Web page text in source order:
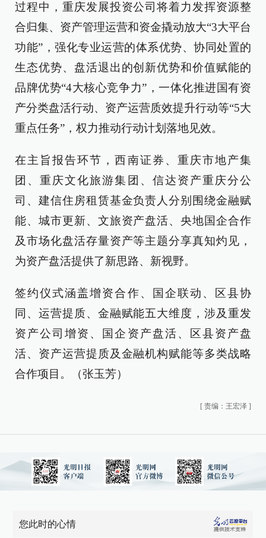
过程中，重庆发展投资公司将着力发挥资源整
合归集、资产管理运营和资金撬动放大“3大平台
功能”，强化专业运营的体系优势、协同处置的
生态优势、盘活退出的创新优势和价值赋能的
品牌优势“4大核心竞争力”，一体化推进国有资
产分类盘活行动、资产运营质效提升行动等“5大
重点任务”，权力推动行动计划落地见效。
在主旨报告环节，西南证券、重庆市地产集
团、重庆文化旅游集团、信达资产重庆分公
司、建信住房租赁基金负责人分别围绕金融赋
能、城市更新、文旅资产盘活、央地国企合作
及市场化盘活存量资产等主题分享真知灼见，
为资产盘活提供了新思路、新视野。
签约仪式涵盖增资合作、国企联动、区县协
同、运营提质、金融赋能五大维度，涉及重发
资产公司增资、国企资产盘活、区县资产盘
活、资产运营提质及金融机构赋能等多类战略
合作项目。（张玉芳）
[ 责编：王宏泽 ]
您此时的心情